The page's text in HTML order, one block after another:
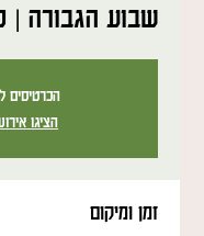
שבוע הגבורה |
הציגו
זמן ומיקום